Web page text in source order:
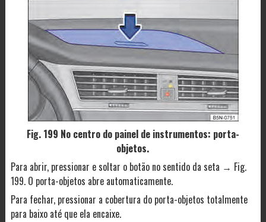
Fig. 199 No centro do painel de instrumentos: porta-
objetos.
Para abrir, pressionar e soltar o botão no sentido da seta → Fig.
199. O porta-objetos abre automaticamente.
Para fechar, pressionar a cobertura do porta-objetos totalmente
para baixo até que ela encaixe.